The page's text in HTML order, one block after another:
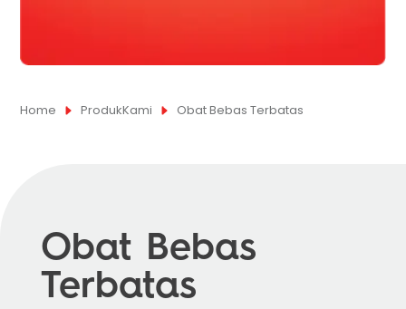
Home ProdukKami Obat Bebas Terbatas
Obat Bebas
Terbatas